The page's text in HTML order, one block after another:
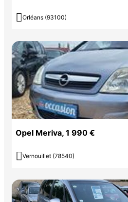
 Orléans (93100)
Opel Meriva, 1 990 €
 Vernouillet (78540)